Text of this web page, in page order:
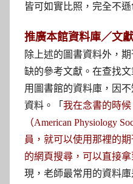
皆可如實比照，完全不遜
推廣本館資料庫／文
除上述的圖書資料外，
缺的參考文獻。在查找
用圖書館的資料庫，因
資料。「我在念書的時
（American Physiology
員，就可以使用那裡的
的網頁搜尋，可以直接拿
現，老師最常用的資料庫